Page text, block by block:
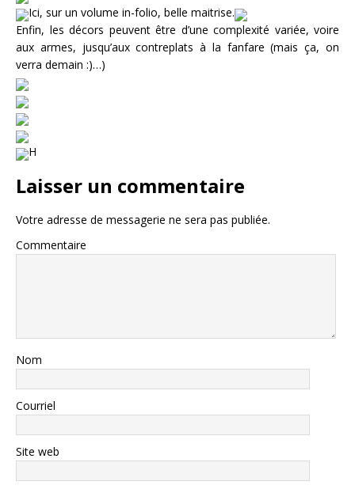
Ici, sur un volume in-folio, belle maitrise.
Enfin, les décors peuvent être d’une complexité variée, voire
aux armes, jusqu’aux contreplats à la fanfare (mais ça, on
verra demain :)…)
H
Laisser un commentaire
Votre adresse de messagerie ne sera pas publiée.
Commentaire
Nom
Courriel
Site web